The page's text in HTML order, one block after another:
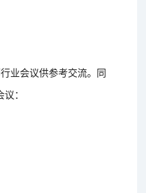
业会议供参考交流。同
：